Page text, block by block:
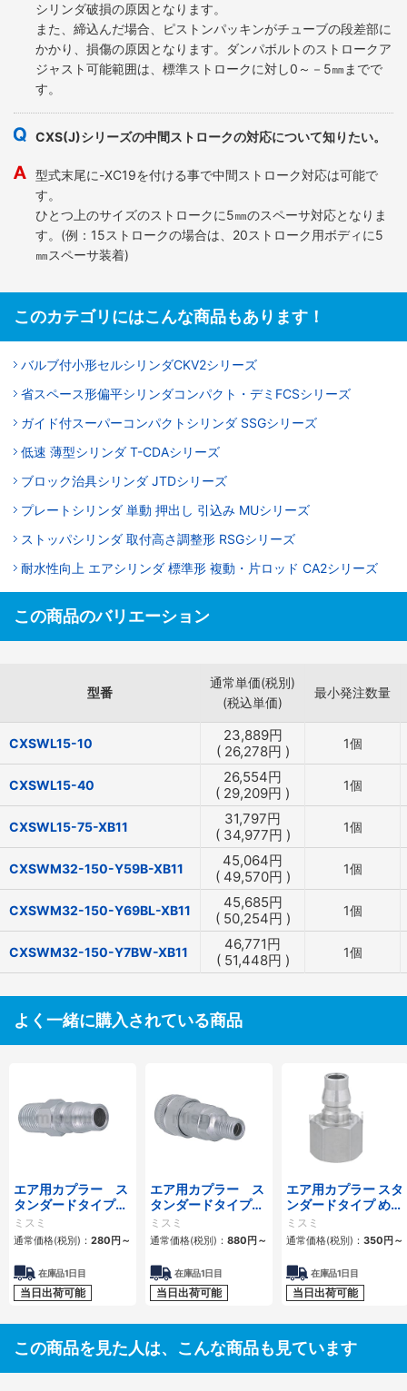
シリンダ破損の原因となります。
また、締込んだ場合、ピストンパッキンがチューブの段差部に
かかり、損傷の原因となります。ダンパボルトのストロークア
ジャスト可能範囲は、標準ストロークに対し0～－5㎜までで
す。
CXS(J)シリーズの中間ストロークの対応について知りたい。
型式末尾に-XC19を付ける事で中間ストローク対応は可能で
す。
ひとつ上のサイズのストロークに5㎜のスペーサ対応となりま
す。(例：15ストロークの場合は、20ストローク用ボディに5
㎜スペーサ装着)
このカテゴリにはこんな商品もあります！
バルブ付小形セルシリンダCKV2シリーズ
省スペース形偏平シリンダコンパクト・デミFCSシリーズ
ガイド付スーパーコンパクトシリンダ SSGシリーズ
低速 薄型シリンダ T-CDAシリーズ
ブロック治具シリンダ JTDシリーズ
プレートシリンダ 単動 押出し 引込み MUシリーズ
ストッパシリンダ 取付高さ調整形 RSGシリーズ
耐水性向上 エアシリンダ 標準形 複動・片ロッド CA2シリーズ
この商品のバリエーション
型番
通常単価(税別)
(税込単価)
最小発注数量
CXSWL15-10 23,889円
( 26,278円 ) 1個
CXSWL15-40 26,554円
( 29,209円 ) 1個
CXSWL15-75-XB11 31,797円
( 34,977円 ) 1個
CXSWM32-150-Y59B-XB11 45,064円
( 49,570円 ) 1個
CXSWM32-150-Y69BL-XB11 45,685円
( 50,254円 ) 1個
CXSWM32-150-Y7BW-XB11 46,771円
( 51,448円 ) 1個
よく一緒に購入されている商品
エア用カプラー ス
タンダードタイプ
おねじプラグ
ミスミ
通常価格(税別)： 280 円 ～
在庫品1日目
当日出荷可能
エア用カプラー ス
タンダードタイプ
おねじソケット
ミスミ
通常価格(税別)： 880 円 ～
在庫品1日目
当日出荷可能
エア用カプラー スタ
ンダードタイプ めね
じプラグ
ミスミ
通常価格(税別)： 350 円 ～
在庫品1日目
当日出荷可能
この商品を見た人は、こんな商品も見ています